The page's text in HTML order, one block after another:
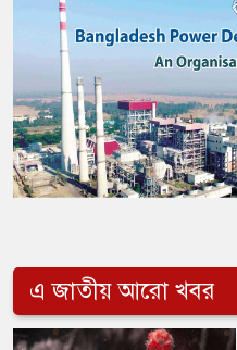
এ জাতীয় আরো খবর